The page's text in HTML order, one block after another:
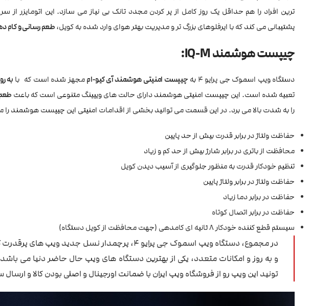
پشتیبانی می کند که با ایرفلوهای بزرگ تر و مدیریت بهتر هوای وارد شده به کویل،طعم رسانی و کام
چیپست هوشمند IQ-M:
دستگاه ویپ اسموک جی پرایو 4 به چیپست امنیتی هوشمند آی کیو-اممجهز شده است که با به
تعبیه شده است. این چیپست امنیتی هوشمند دارای حالت های ویپینگ متنوعی است که باعث
را به شدت بالا می برد. در این قسمت می توانید بخشی از اقدامات امنیتی این چیپست هوشمند را
حفاظت ولتاژ در برابر قدرت بیش از حد پایین
محافظت از باتری در برابر شارژ بیش از حد کم و زیاد
تنظیم خودکار قدرت به منظور جلوگیری از آسیب دیدن کویل
حفاظت ولتاژ در برابر ولتاژ پایین
حفاظت در برابر دما زیاد
حفاظت در برابر اتصال کوتاه
سیستم قطع کننده خودکار 8 ثانیه ای کامدهی (جهت محافظت از کویل دستگاه)
در مجموع، دستگاه ویپ اسموک جی پرایو 4، پرچمدار
و به روز و امکانات متعدد، یکی از بهترین دستگاه های ویپ حال حاضر دنیا می
تونید این ویپ رو از فروشگاه ویپ ایران با ضمانت اورجینال و اصلی بودن کالا و